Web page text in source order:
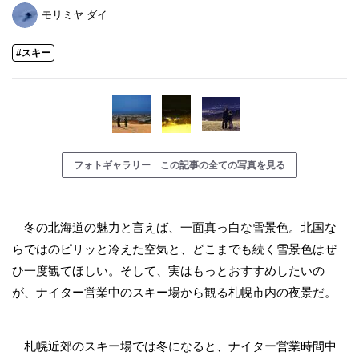
モリミヤ ダイ
#スキー
フォトギャラリー この記事の全ての写真を見る
冬の北海道の魅力と言えば、一面真っ白な雪景色。北国な
らではのピリッと冷えた空気と、どこまでも続く雪景色はぜ
ひ一度観てほしい。そして、実はもっとおすすめしたいの
が、ナイター営業中のスキー場から観る札幌市内の夜景だ。
札幌近郊のスキー場では冬になると、ナイター営業時間中